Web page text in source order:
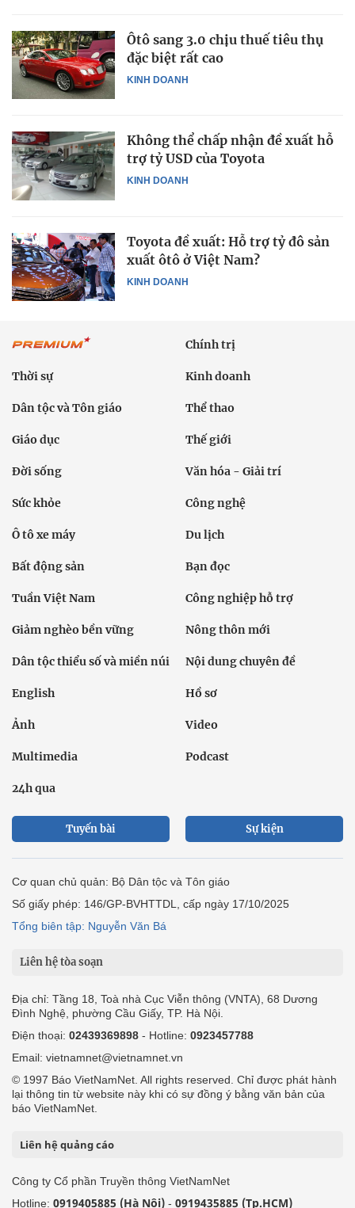
KINH DOANH
Ôtô sang 3.0 chịu thuế tiêu thụ
đặc biệt rất cao
KINH DOANH
Không thể chấp nhận đề xuất hỗ
trợ tỷ USD của Toyota
KINH DOANH
Toyota đề xuất: Hỗ trợ tỷ đô sản
xuất ôtô ở Việt Nam?
Chính trị
Thời sự Kinh doanh
Dân tộc và Tôn giáo Thể thao
Giáo dục Thế giới
Đời sống Văn hóa - Giải trí
Sức khỏe Công nghệ
Ô tô xe máy Du lịch
Bất động sản Bạn đọc
Tuần Việt Nam Công nghiệp hỗ trợ
Giảm nghèo bền vững Nông thôn mới
Dân tộc thiểu số và miền núi Nội dung chuyên đề
English Hồ sơ
Ảnh Video
Multimedia Podcast
24h qua
Tuyến bài Sự kiện
Cơ quan chủ quản: Bộ Dân tộc và Tôn giáo
Số giấy phép: 146/GP-BVHTTDL, cấp ngày 17/10/2025
Tổng biên tập: Nguyễn Văn Bá
Liên hệ tòa soạn
Địa chỉ: Tầng 18, Toà nhà Cục Viễn thông (VNTA), 68 Dương
Đình Nghệ, phường Cầu Giấy, TP. Hà Nội.
Điện thoại: 02439369898 - Hotline: 0923457788
Email: vietnamnet@vietnamnet.vn
© 1997 Báo VietNamNet. All rights reserved. Chỉ được phát hành
lại thông tin từ website này khi có sự đồng ý bằng văn bản của
báo VietNamNet.
Liên hệ quảng cáo
Công ty Cổ phần Truyền thông VietNamNet
Hotline: 0919405885 (Hà Nội) - 0919435885 (Tp.HCM)